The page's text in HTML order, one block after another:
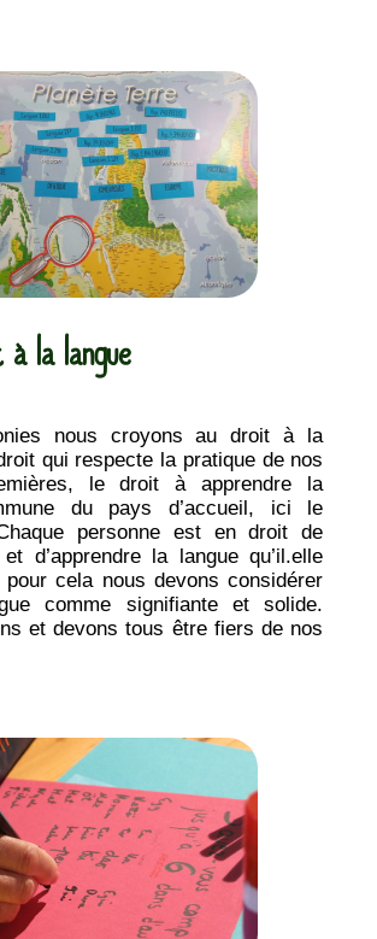
la langue
nous croyons au droit à la
qui respecte la pratique de nos
le droit à apprendre la
du pays d’accueil, ici le
personne est en droit de
d’apprendre la langue qu’il.elle
pour cela nous devons considérer
comme signifiante et solide.
et devons tous être fiers de nos